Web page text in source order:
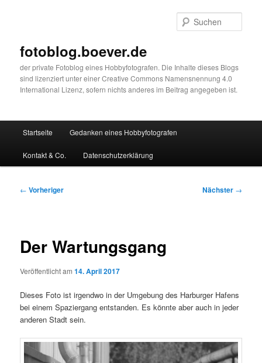
fotoblog.boever.de
der private Fotoblog eines Hobbyfotografen. Die Inhalte dieses Blogs
sind lizenziert unter einer Creative Commons Namensnennung 4.0
International Lizenz, sofern nichts anderes im Beitrag angegeben ist.
Startseite Gedanken eines Hobbyfotografen
Kontakt & Co. Datenschutzerklärung
Beitragsnavigation
← Vorheriger Nächster →
Der Wartungsgang
Veröffentlicht am14. April 2017
Dieses Foto ist irgendwo in der Umgebung des Harburger Hafens
bei einem Spaziergang entstanden. Es könnte aber auch in jeder
anderen Stadt sein.